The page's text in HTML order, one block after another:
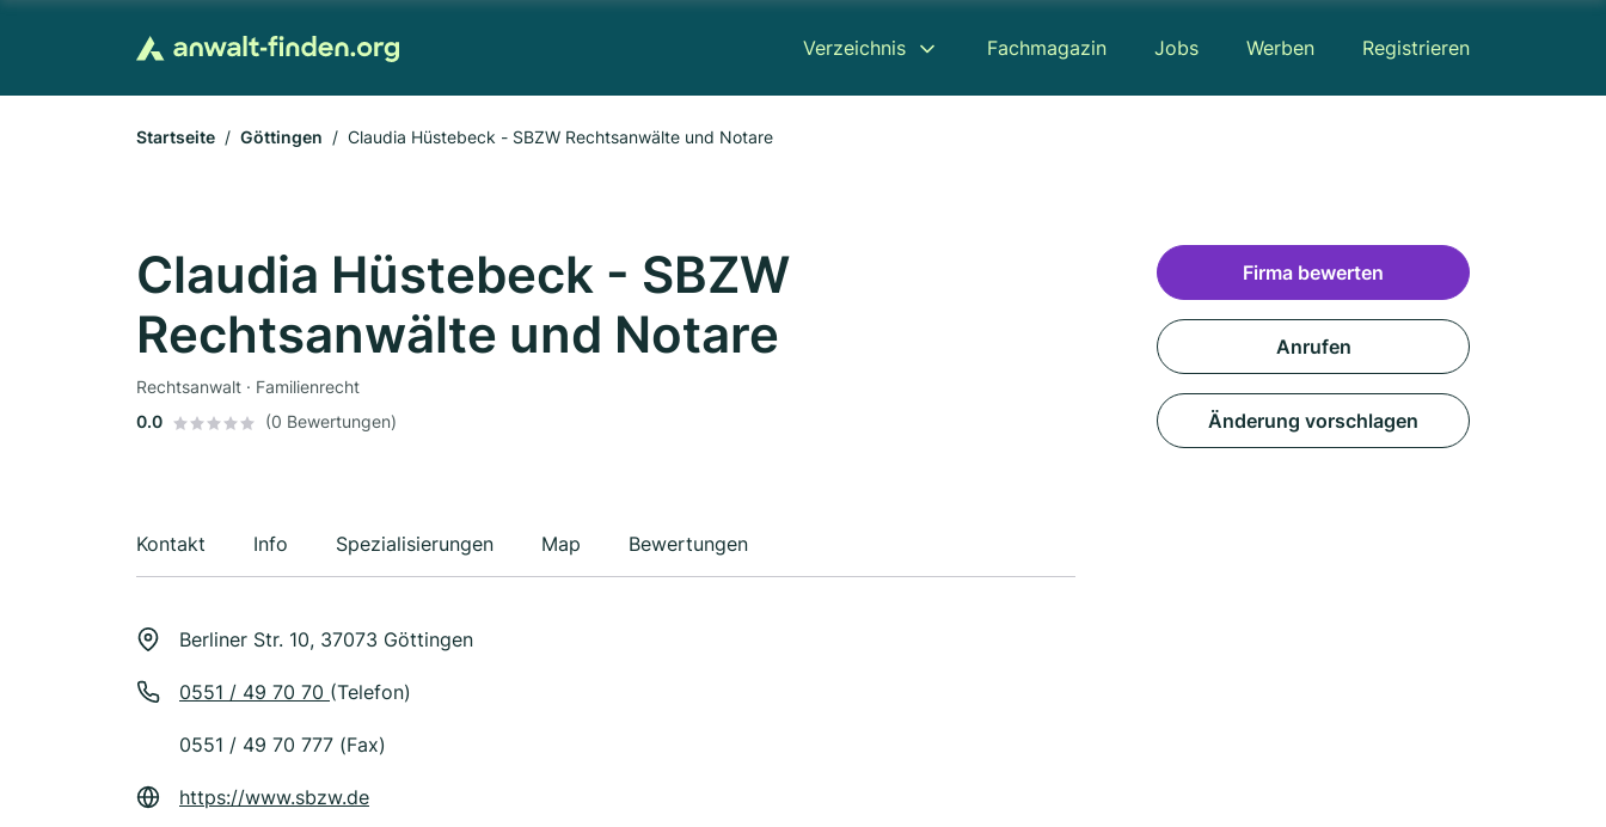
Verzeichnis Fachmagazin Jobs Werben Registrieren
Startseite Göttingen Claudia Hüstebeck - SBZW Rechtsanwälte und Notare
Claudia Hüstebeck - SBZW
Rechtsanwälte und Notare
Rechtsanwalt · Familienrecht
0.0
(0 Bewertungen)
Kontakt Info Spezialisierungen Map Bewertungen
Berliner Str. 10, 37073 Göttingen
0551 / 49 70 70 (Telefon)
0551 / 49 70 777 (Fax)
https://www.sbzw.de
Firma bewerten
Anrufen
Änderung vorschlagen